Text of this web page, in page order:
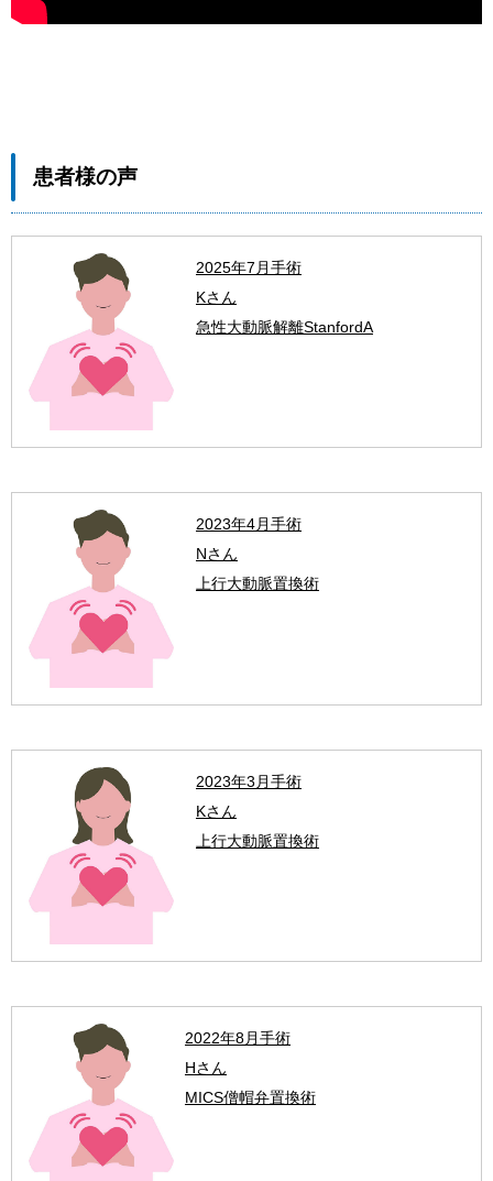
患者様の声
2025年7月手術
Kさん
急性大動脈解離StanfordA
2023年4月手術
Nさん
上行大動脈置換術
2023年3月手術
Kさん
上行大動脈置換術
2022年8月手術
Hさん
MICS僧帽弁置換術